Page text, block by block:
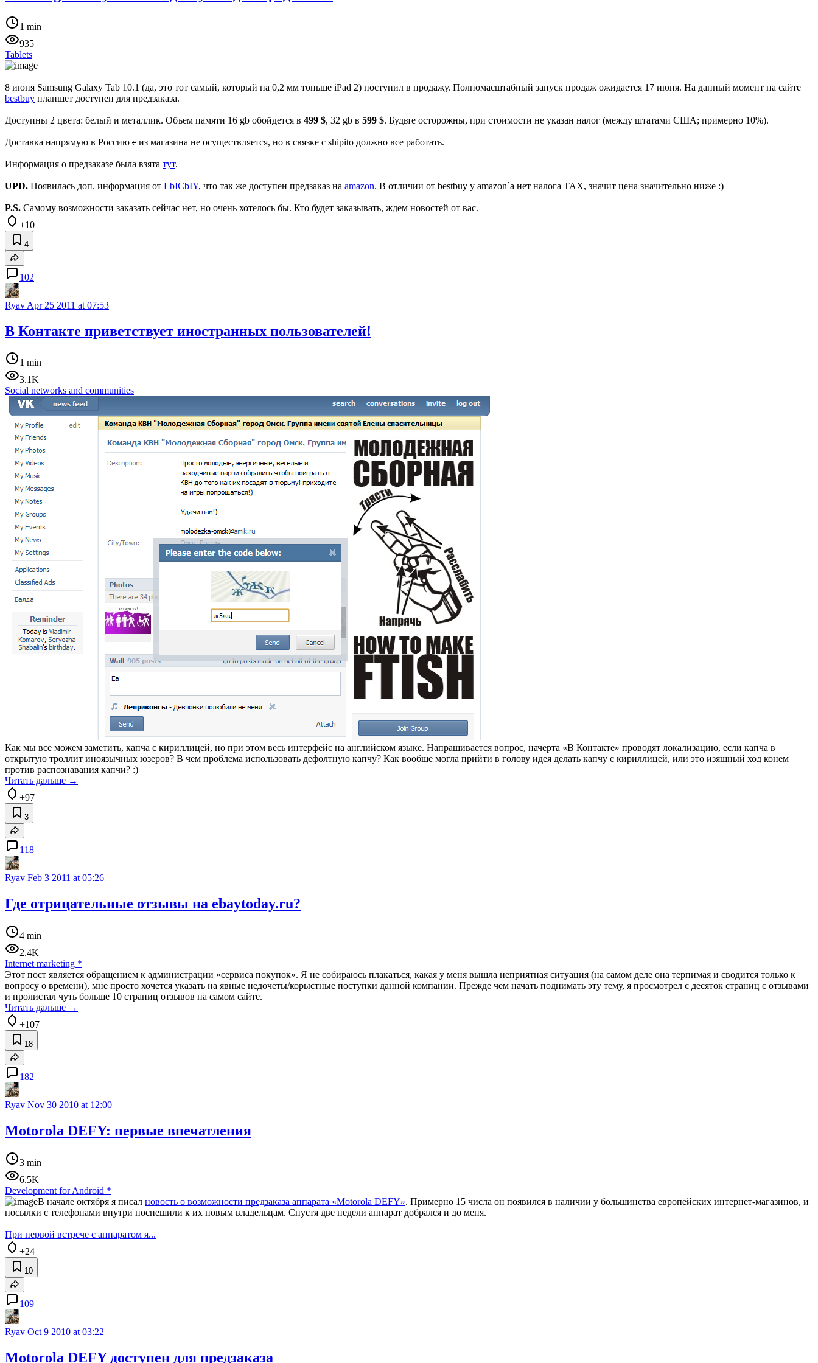
1 min
935
Tablets
8 июня Samsung Galaxy Tab 10.1 (да, это тот самый, который на 0,2 мм тоньше iPad 2) поступил в продажу. Полномасштабный запуск продаж ожидается 17 июня. На данный момент на сайте
bestbuy планшет доступен для предзаказа.
Доступны 2 цвета: белый и металлик. Объем памяти 16 gb обойдется в 499 $, 32 gb в 599 $. Будьте осторожны, при стоимости не указан налог (между штатами США; примерно 10%).
Доставка напрямую в Россию с из магазина не осуществляется, но в связке с shipito должно все работать.
Информация о предзаказе была взята тут.
UPD. Появилась доп. информация от LbICbIY, что так же доступен предзаказ на amazon. В отличии от bestbuy у amazon`а нет налога TAX, значит цена значительно ниже :)
P.S. Самому возможности заказать сейчас нет, но очень хотелось бы. Кто будет заказывать, ждем новостей от вас.
+10
4
102
Ryav Apr 25 2011 at 07:53
В Контакте приветствует иностранных пользователей!
1 min
3.1K
Social networks and communities
Как мы все можем заметить, капча с кириллицей, но при этом весь интерфейс на английском языке. Напрашивается вопрос, начерта «В Контакте» проводят локализацию, если капча в
открытую троллит иноязычных юзеров? В чем проблема использовать дефолтную капчу? Как вообще могла прийти в голову идея делать капчу с кириллицей, или это изящный ход конем
против распознавания капчи? :)
Читать дальше →
+97
3
118
Ryav Feb 3 2011 at 05:26
Где отрицательные отзывы на ebaytoday.ru?
4 min
2.4K
Internet marketing *
Этот пост является обращением к администрации «сервиса покупок». Я не собираюсь плакаться, какая у меня вышла неприятная ситуация (на самом деле она терпимая и сводится только к
вопросу о времени), мне просто хочется указать на явные недочеты/корыстные поступки данной компании. Прежде чем начать поднимать эту тему, я просмотрел с десяток страниц с отзывами
и пролистал чуть больше 10 страниц отзывов на самом сайте.
Читать дальше →
+107
18
182
Ryav Nov 30 2010 at 12:00
Motorola DEFY: первые впечатления
3 min
6.5K
Development for Android *
В начале октября я писал новость о возможности предзаказа аппарата «Motorola DEFY». Примерно 15 числа он появился в наличии у большинства европейских интернет-магазинов, и
посылки с телефонами внутри поспешили к их новым владельцам. Спустя две недели аппарат добрался и до меня.
При первой встрече с аппаратом я...
+24
10
109
Ryav Oct 9 2010 at 03:22
Motorola DEFY доступен для предзаказа